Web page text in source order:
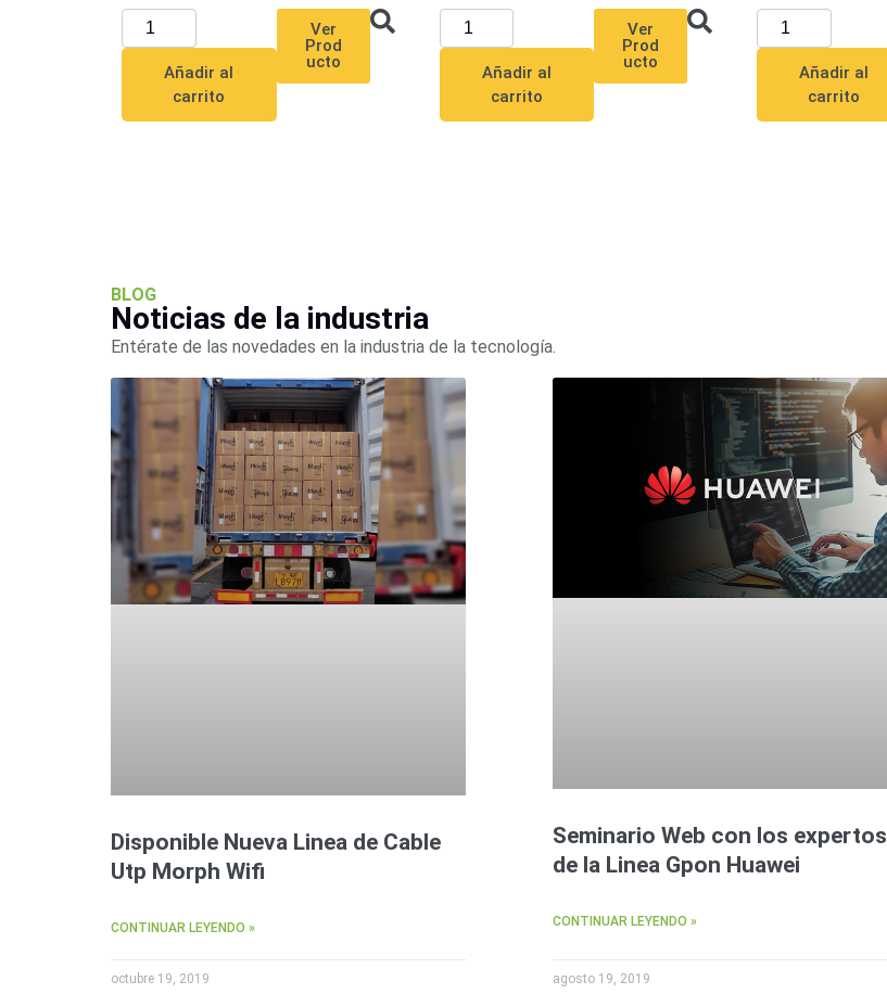
Añadir al
carrito
Ver
Prod
ucto
Añadir al
carrito
Ver
Prod
ucto
Añadir al
carrito
BLOG
Noticias de la industria
Entérate de las novedades en la industria de la tecnología.
Disponible Nueva Linea de Cable
Utp Morph Wifi
CONTINUAR LEYENDO »
octubre 19, 2019
Seminario Web con los expertos
de la Linea Gpon Huawei
CONTINUAR LEYENDO »
agosto 19, 2019